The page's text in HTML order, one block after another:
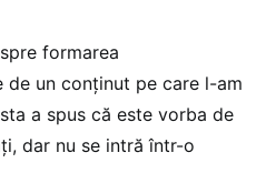
formarea
de un conținut pe care l-am
a spus că este vorba de
dar nu se intră într-o